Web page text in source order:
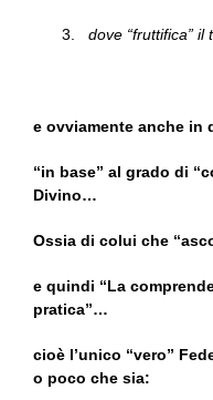
dove “fruttifica” il
e ovviamente anche in
“in base” al grado di
Divino…
Ossia di colui che
e quindi “La
pratica”…
cioè l’unico “vero”
o poco che sia: